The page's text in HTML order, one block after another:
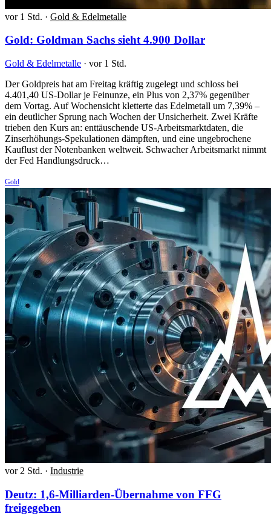
vor 1 Std. · Gold & Edelmetalle
Gold: Goldman Sachs sieht 4.900 Dollar
Gold & Edelmetalle · vor 1 Std.
Der Goldpreis hat am Freitag kräftig zugelegt und schloss bei
4.401,40 US-Dollar je Feinunze, ein Plus von 2,37% gegenüber
dem Vortag. Auf Wochensicht kletterte das Edelmetall um 7,39% –
ein deutlicher Sprung nach Wochen der Unsicherheit. Zwei Kräfte
trieben den Kurs an: enttäuschende US-Arbeitsmarktdaten, die
Zinserhöhungs-Spekulationen dämpften, und eine ungebrochene
Kauflust der Notenbanken weltweit. Schwacher Arbeitsmarkt nimmt
der Fed Handlungsdruck…
Gold
vor 2 Std. · Industrie
Deutz: 1,6-Milliarden-Übernahme von FFG
freigegeben